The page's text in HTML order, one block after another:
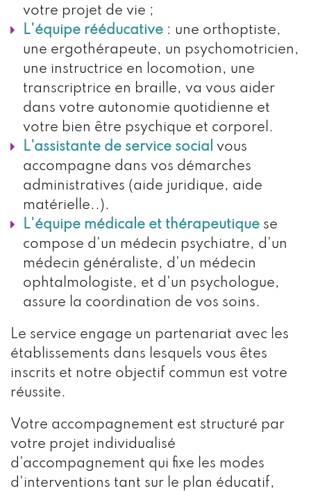
votre projet de vie ;
L'équipe rééducative : une orthoptiste,
une ergothérapeute, un psychomotricien,
une instructrice en locomotion, une
transcriptrice en braille, va vous aider
dans votre autonomie quotidienne et
votre bien être psychique et corporel.
L'assistante de service social vous
accompagne dans vos démarches
administratives (aide juridique, aide
matérielle..).
L'équipe médicale et thérapeutique se
compose d'un médecin psychiatre, d'un
médecin généraliste, d'un médecin
ophtalmologiste, et d'un psychologue,
assure la coordination de vos soins.
Le service engage un partenariat avec les
établissements dans lesquels vous êtes
inscrits et notre objectif commun est votre
réussite.
Votre accompagnement est structuré par
votre projet individualisé
d'accompagnement qui fixe les modes
d'interventions tant sur le plan éducatif,